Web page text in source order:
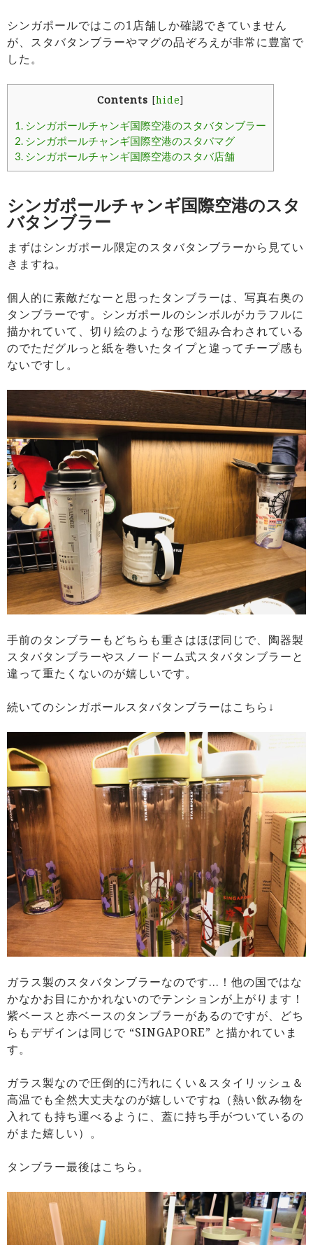
シンガポールではこの1店舗しか確認できていません
が、スタバタンブラーやマグの品ぞろえが非常に豊富で
した。
Contents [hide]
1. シンガポールチャンギ国際空港のスタバタンブラー
2. シンガポールチャンギ国際空港のスタバマグ
3. シンガポールチャンギ国際空港のスタバ店舗
シンガポールチャンギ国際空港のスタ
バタンブラー
まずはシンガポール限定のスタバタンブラーから見てい
きますね。
個人的に素敵だなーと思ったタンブラーは、写真右奥の
タンブラーです。シンガポールのシンボルがカラフルに
描かれていて、切り絵のような形で組み合わされている
のでただグルっと紙を巻いたタイプと違ってチープ感も
ないですし。
手前のタンブラーもどちらも重さはほぼ同じで、陶器製
スタバタンブラーやスノードーム式スタバタンブラーと
違って重たくないのが嬉しいです。
続いてのシンガポールスタバタンブラーはこちら↓
ガラス製のスタバタンブラーなのです…！他の国ではな
かなかお目にかかれないのでテンションが上がります！
紫ベースと赤ベースのタンブラーがあるのですが、どち
らもデザインは同じで “SINGAPORE” と描かれていま
す。
ガラス製なので圧倒的に汚れにくい＆スタイリッシュ＆
高温でも全然大丈夫なのが嬉しいですね（熱い飲み物を
入れても持ち運べるように、蓋に持ち手がついているの
がまた嬉しい）。
タンブラー最後はこちら。